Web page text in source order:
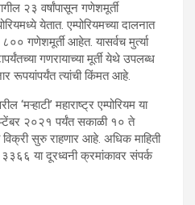
२३ वर्षांपासून गणेशमूर्ती
येतात. एम्पोरियमच्या दालनात
गणेशमूर्ती आहेत. यासर्वच मुर्त्या
गणरायाच्या मूर्ती येथे उपलब्ध
त्यांची किंमत आहे.
‘मऱ्‍हाटी’ महाराष्ट्र एम्पोरियम या
२०२१ पर्यंत सकाळी १० ते
सुरु राहणार आहे. अधिक माहिती
या दूरध्वनी क्रमांकावर संपर्क